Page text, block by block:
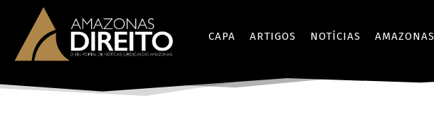
CAPA ARTIGOS NOTÍCIAS AMAZONAS